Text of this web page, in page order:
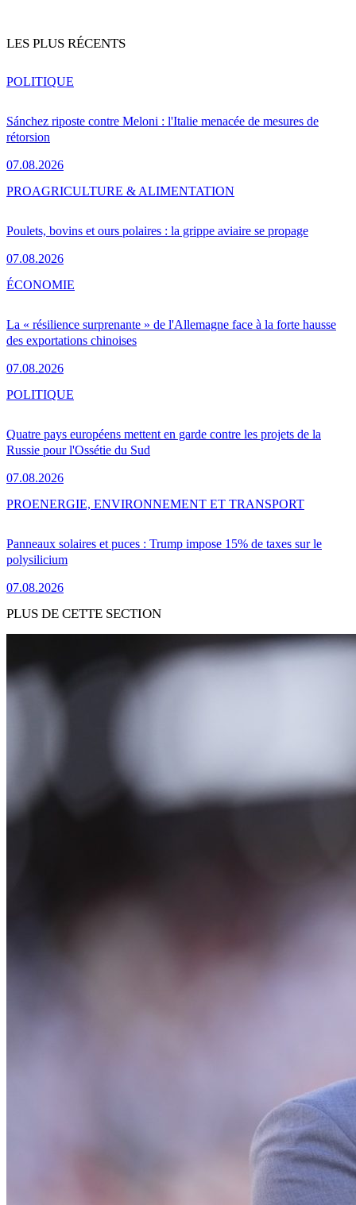
LES PLUS RÉCENTS
Sánchez riposte contre Meloni : l'Italie menacée de mesures de
rétorsion
07.08.2026
POLITIQUE
Poulets, bovins et ours polaires : la grippe aviaire se propage
07.08.2026
PROAGRICULTURE & ALIMENTATION
La « résilience surprenante » de l'Allemagne face à la forte hausse
des exportations chinoises
07.08.2026
ÉCONOMIE
Quatre pays européens mettent en garde contre les projets de la
Russie pour l'Ossétie du Sud
07.08.2026
POLITIQUE
Panneaux solaires et puces : Trump impose 15% de taxes sur le
polysilicium
07.08.2026
PROENERGIE, ENVIRONNEMENT ET TRANSPORT
PLUS DE CETTE SECTION